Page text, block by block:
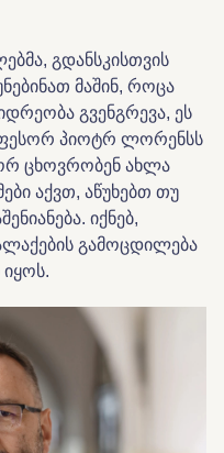
გდანსკისთვის
მაშინ, როცა
გვენგრევა, ეს
პიოტრ ლორენსს
ცხოვრობენ ახლა
აქვთ, აწუხებთ თუ
იქნებ,
გამოცდილება